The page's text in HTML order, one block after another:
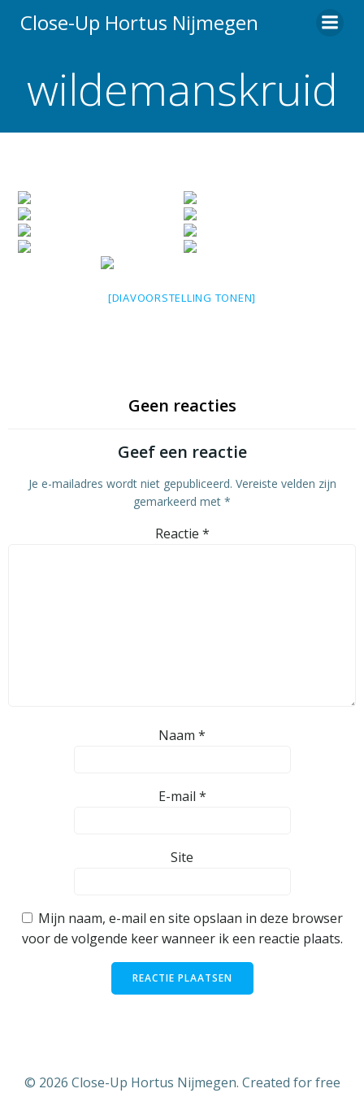
naar
Close-Up Hortus Nijmegen
wildemanskruid
[DIAVOORSTELLING TONEN]
Geen reacties
Geef een reactie
Je e-mailadres wordt niet gepubliceerd. Vereiste velden zijn
gemarkeerd met *
Reactie *
Naam *
E-mail *
Site
Mijn naam, e-mail en site opslaan in deze browser
voor de volgende keer wanneer ik een reactie plaats.
© 2026 Close-Up Hortus Nijmegen. Created for free